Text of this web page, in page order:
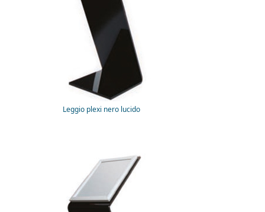
Leggio plexi nero lucido